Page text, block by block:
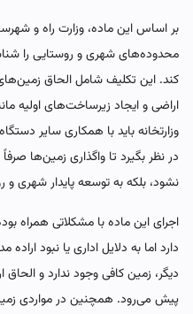
بر اساس این ماده، وزارت راه و
محدوده‌های شهری و روستایی را
کند. این تکلیف شامل الحاق
اراضی و ایجاد زیرساخت‌های اولیه
وزارتخانه باید با همکاری سایر
در نظر بگیرد تا واگذاری زمین‌ها
نشود، بلکه به توسعه پایدار شهری
اجرای این ماده با مشکلاتی همراه
دارد اما به دلایل اداری یا نبود
دیگر، زمین کافی وجود ندارد و
پیش می‌رود. همچنین در مواردی